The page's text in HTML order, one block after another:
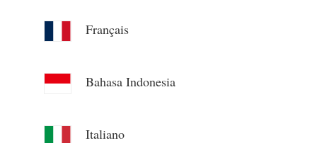
App Loja
Ranking FV
Français
Bahasa Indonesia
Italiano